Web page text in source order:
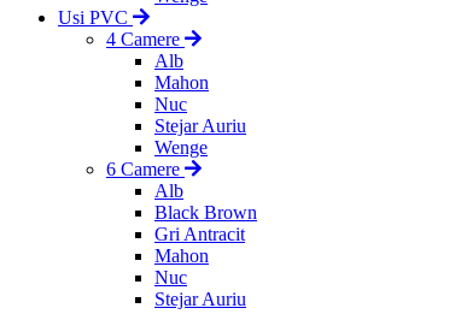
Usi PVC
4 Camere
Alb
Mahon
Nuc
Stejar Auriu
Wenge
6 Camere
Alb
Black Brown
Gri Antracit
Mahon
Nuc
Stejar Auriu